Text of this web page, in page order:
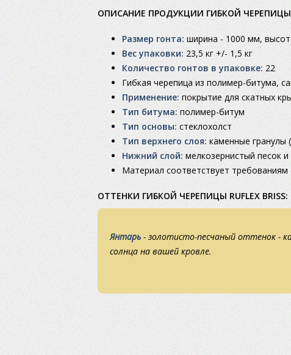
ОПИСАНИЕ ПРОДУКЦИИ ГИБКОЙ ЧЕРЕПИЦЫ
Размер гонта: ширина - 1000 мм,
Вес упаковки: 23,5 кг +/- 1,5 кг
Количество гонтов в упаковке: 22
Гибкая черепица из полимер-битума,
Применение: покрытие для скатных
Тип битума: полимер-битум
Тип основы: стеклохолст
Тип верхнего слоя: каменные гранулы
Нижний слой: мелкозернистый песок
Материал соответствует требованиям
ОТТЕНКИ ГИБКОЙ ЧЕРЕПИЦЫ RUFLEX BRISS:
Янтарь - золотисто-песчаный оттенок -
солнца на вашей кровле.